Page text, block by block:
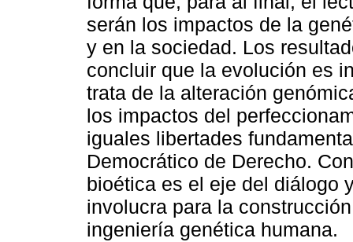
serán los impactos de la
y en la sociedad. Los
concluir que la evolución es
trata de la alteración
los impactos del
iguales libertades
Democrático de Derecho.
bioética es el eje del diálogo
involucra para la
ingeniería genética humana.